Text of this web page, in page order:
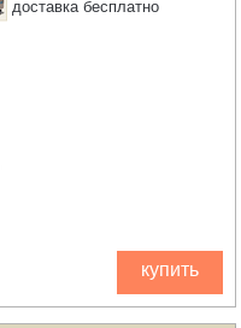
доставка бесплатно
купить